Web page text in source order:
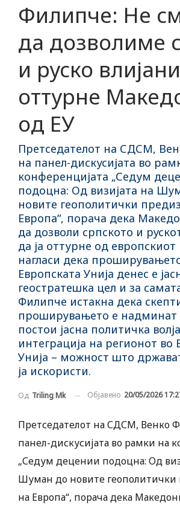
Филипче: Не
да дозволиме
и руско
оттурне
од ЕУ
Претседателот на СДСМ,
на панел-дискусијата во
конференцијата „Седум
подоцна: Од визијата на
новите геополитички
Европа“, порача дека
да дозволи српското и
да ја оттурне од европскиот
нагласи дека
Европската Унија денес е
геостратешка цел и за
Филипче истакна дека
проширувањето е надминат
постои јасна политичка
интеграција на регионот во
Унија – можност што
ја искористи.
Од Triling Mk Објавено 20/05/2026
Претседателот на СДСМ, Венко
панел-дискусијата во рамки на
„Седум децении подоцна: Од
Шуман до новите
на Европа“, порача дека